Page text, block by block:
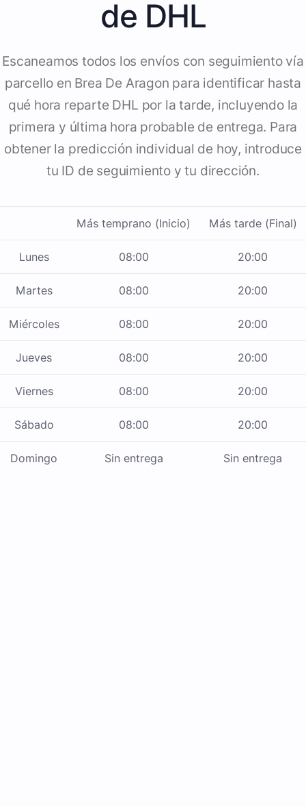
de DHL
Escaneamos todos los envíos con seguimiento vía
parcello en Brea De Aragon para identificar hasta
qué hora reparte DHL por la tarde, incluyendo la
primera y última hora probable de entrega. Para
obtener la predicción individual de hoy, introduce
tu ID de seguimiento y tu dirección.
Más temprano (Inicio) Más tarde (Final)
Lunes 08:00 20:00
Martes 08:00 20:00
Miércoles 08:00 20:00
Jueves 08:00 20:00
Viernes 08:00 20:00
Sábado 08:00 20:00
Domingo Sin entrega Sin entrega